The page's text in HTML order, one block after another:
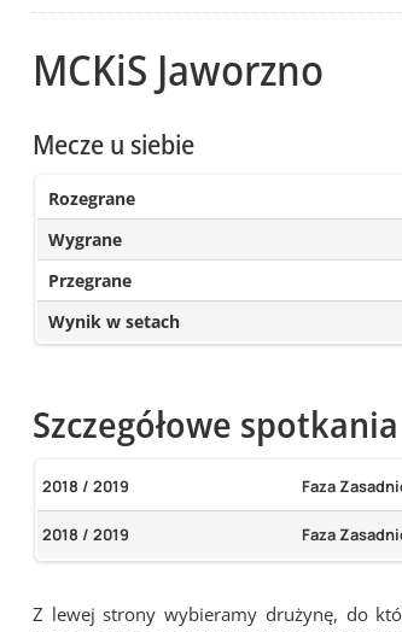
MCKiS Jaworzno
Mecze u siebie
Rozegrane
Wygrane
Przegrane
Wynik w setach
Szczegółowe spotkania
2018 / 2019 Faza
2018 / 2019 Faza
Z lewej strony wybieramy drużynę, do